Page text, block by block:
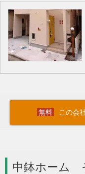
この会
中鉢ホーム